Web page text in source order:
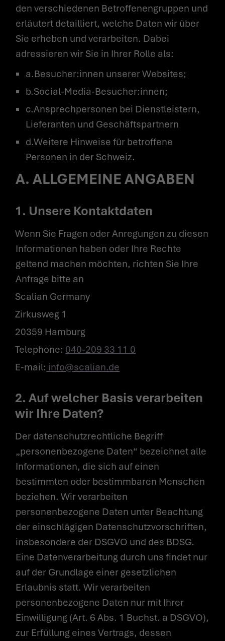
den verschiedenen Betroffenengruppen und
erläutert detailliert, welche Daten wir über
Sie erheben und verarbeiten. Dabei
adressieren wir Sie in Ihrer Rolle als:
a.Besucher:innen unserer Websites;
b.Social-Media-Besucher:innen;
c.Ansprechpersonen bei Dienstleistern,
Lieferanten und Geschäftspartnern
d.Weitere Hinweise für betroffene
Personen in der Schweiz.
A. ALLGEMEINE ANGABEN
1. Unsere Kontaktdaten
Wenn Sie Fragen oder Anregungen zu diesen
Informationen haben oder Ihre Rechte
geltend machen möchten, richten Sie Ihre
Anfrage bitte an
Scalian Germany
Zirkusweg 1
20359 Hamburg
Telephone: 040-209 33 11 0
E-mail: info@scalian.de
2. Auf welcher Basis verarbeiten
wir Ihre Daten?
Der datenschutzrechtliche Begriff
„personenbezogene Daten“ bezeichnet alle
Informationen, die sich auf einen
bestimmten oder bestimmbaren Menschen
beziehen. Wir verarbeiten
personenbezogene Daten unter Beachtung
der einschlägigen Datenschutzvorschriften,
insbesondere der DSGVO und des BDSG.
Eine Datenverarbeitung durch uns findet nur
auf der Grundlage einer gesetzlichen
Erlaubnis statt. Wir verarbeiten
personenbezogene Daten nur mit Ihrer
Einwilligung (Art. 6 Abs. 1 Buchst. a DSGVO),
zur Erfüllung eines Vertrags, dessen